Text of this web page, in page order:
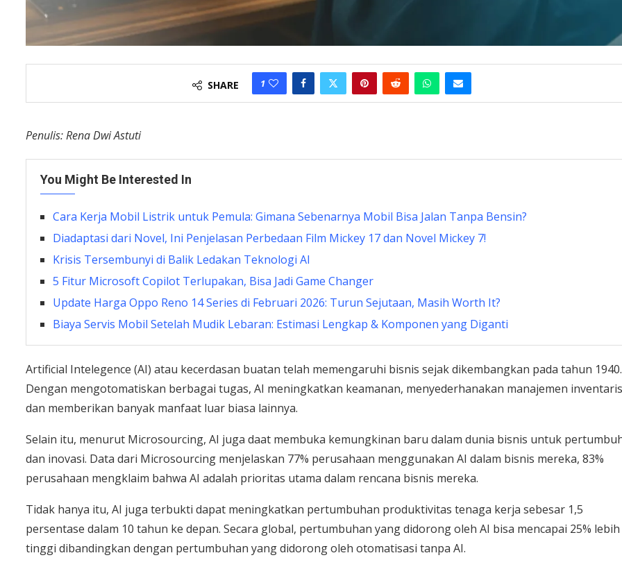
SHARE 1
Penulis: Rena Dwi Astuti
You Might Be Interested In
Cara Kerja Mobil Listrik untuk Pemula: Gimana Sebenarnya Mobil Bisa Jalan Tanpa Bensin?
Diadaptasi dari Novel, Ini Penjelasan Perbedaan Film Mickey 17 dan Novel Mickey 7!
Krisis Tersembunyi di Balik Ledakan Teknologi AI
5 Fitur Microsoft Copilot Terlupakan, Bisa Jadi Game Changer
Update Harga Oppo Reno 14 Series di Februari 2026: Turun Sejutaan, Masih Worth It?
Biaya Servis Mobil Setelah Mudik Lebaran: Estimasi Lengkap & Komponen yang Diganti
Artificial Intelegence (AI) atau kecerdasan buatan telah memengaruhi bisnis sejak dikembangkan pada tahun 1940.
Dengan mengotomatiskan berbagai tugas, AI meningkatkan keamanan, menyederhanakan manajemen
dan memberikan banyak manfaat luar biasa lainnya.
Selain itu, menurut Microsourcing, AI juga daat membuka kemungkinan baru dalam dunia bisnis untuk
dan inovasi. Data dari Microsourcing menjelaskan 77% perusahaan menggunakan AI dalam bisnis mereka, 83%
perusahaan mengklaim bahwa AI adalah prioritas utama dalam rencana bisnis mereka.
Tidak hanya itu, AI juga terbukti dapat meningkatkan pertumbuhan produktivitas tenaga kerja sebesar 1,5
persentase dalam 10 tahun ke depan. Secara global, pertumbuhan yang didorong oleh AI bisa mencapai 25% lebih
tinggi dibandingkan dengan pertumbuhan yang didorong oleh otomatisasi tanpa AI.